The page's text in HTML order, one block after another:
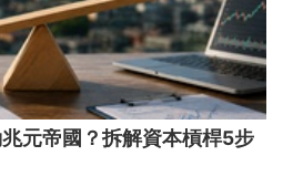
元帝國？拆解資本槓桿5步